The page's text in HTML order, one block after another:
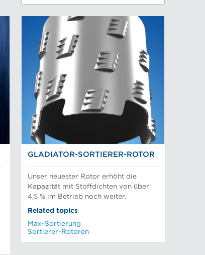
GLADIATOR-SORTIERER-ROTOR
Unser neuester Rotor erhöht die
Kapazität mit Stoffdichten von über
4,5 % im Betrieb noch weiter.
Related topics
Max-Sortierung
Sortierer-Rotoren